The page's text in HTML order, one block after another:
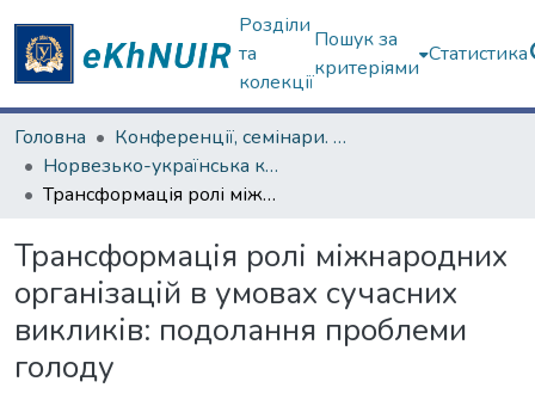
Розділи
та
колекції
Пошук за
критеріями
Статистика
Головна
Конференції, семінари. ХНУ імені В.Н. Каразіна
Норвезько-українська конференція, присвячена діяльності Ф. Нансена в Україні у 1921–1922 роках
Трансформація ролі міжнародних організацій в умовах сучасних викликів: подолання проблеми голоду
Трансформація ролі міжнародних
організацій в умовах сучасних
викликів: подолання проблеми
голоду